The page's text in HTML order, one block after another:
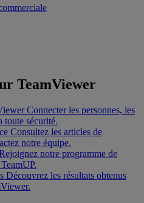
TeamViewer
Connecter les personnes, les
toute sécurité.
Consultez les articles de
notre équipe.
notre programme de
Découvrez les résultats obtenus